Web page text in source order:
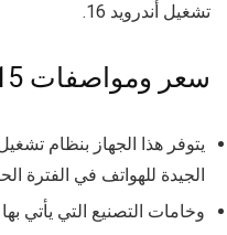
تشغيل أندرويد 16.
سعر ومواصفات Oppo Reno 15
الجيدة للهواتف في الفترة
وخامات التصنيع التي يأتي